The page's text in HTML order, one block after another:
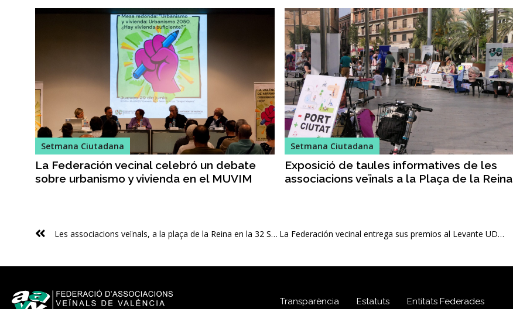
Setmana Ciutadana
La Federación vecinal celebró un debate
sobre urbanismo y vivienda en el MUVIM
Setmana Ciutadana
Exposició de taules informatives de les
associacions veïnals a la Plaça de la Reina
Les associacions veïnals, a la plaça de la Reina en la 32 Setmana Ciutadana La Federación vecinal entrega sus premios al Levante UD Femenino, al periodista Carlos Navarro y, a título póstumo, a Vicent Andrés Estellés, en la clausura de la Semana Ciudadana
Transparència Estatuts Entitats Federades